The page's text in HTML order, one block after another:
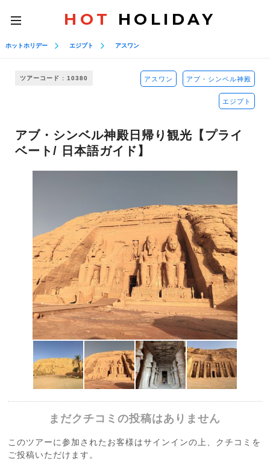
toggle
navigation
HOT HOLIDAY
ホットホリデー エジプト アスワン
ツアーコード : 10380 アスワン アブ・シンベル神殿
エジプト
アブ・シンベル神殿日帰り観光【プライ
ベート/ 日本語ガイド】
まだクチコミの投稿はありません
このツアーに参加されたお客様はサインインの上、クチコミを
ご投稿いただけます。